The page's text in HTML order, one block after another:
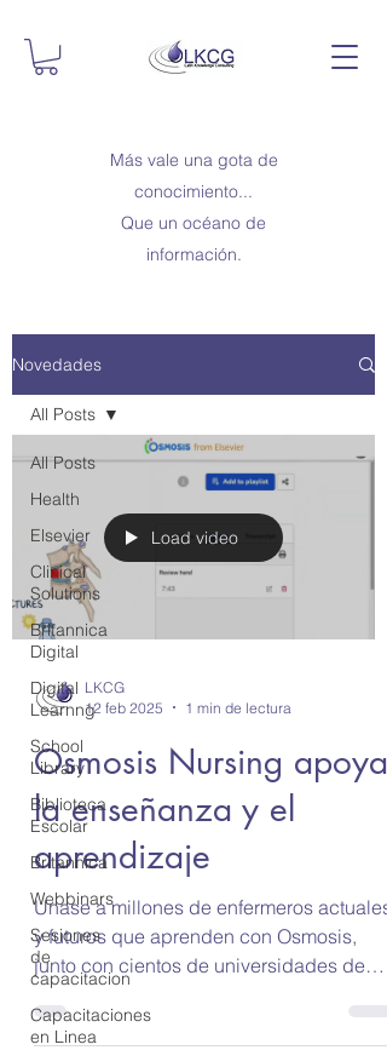
Más vale una gota de
conocimiento...
Que un océano de
información.
Novedades
All Posts
Health
Elsevier
Clinical
Solutions
Britannica
Digital
Digital
Learnng
School
Library
Biblioteca
Escolar
Britannica
Webbinars
Sesiones
de
capacitacion
Capacitaciones
en Linea
All Posts
Load video
LKCG
12 feb 2025
1 min de lectura
Osmosis Nursing apoya
la enseñanza y el
aprendizaje
Unase a millones de enfermeros actuales
y futuros que aprenden con Osmosis,
junto con cientos de universidades de
todo el mundo que se...